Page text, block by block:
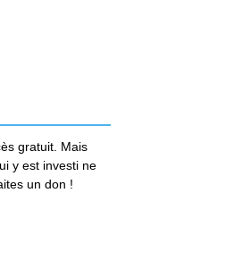
gratuit. Mais
y est investi ne
un don !